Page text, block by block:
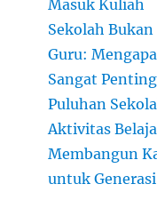
Masuk Kuliah
Sekolah
Guru:
Sangat
Puluhan
Aktivitas
Membangun
untuk